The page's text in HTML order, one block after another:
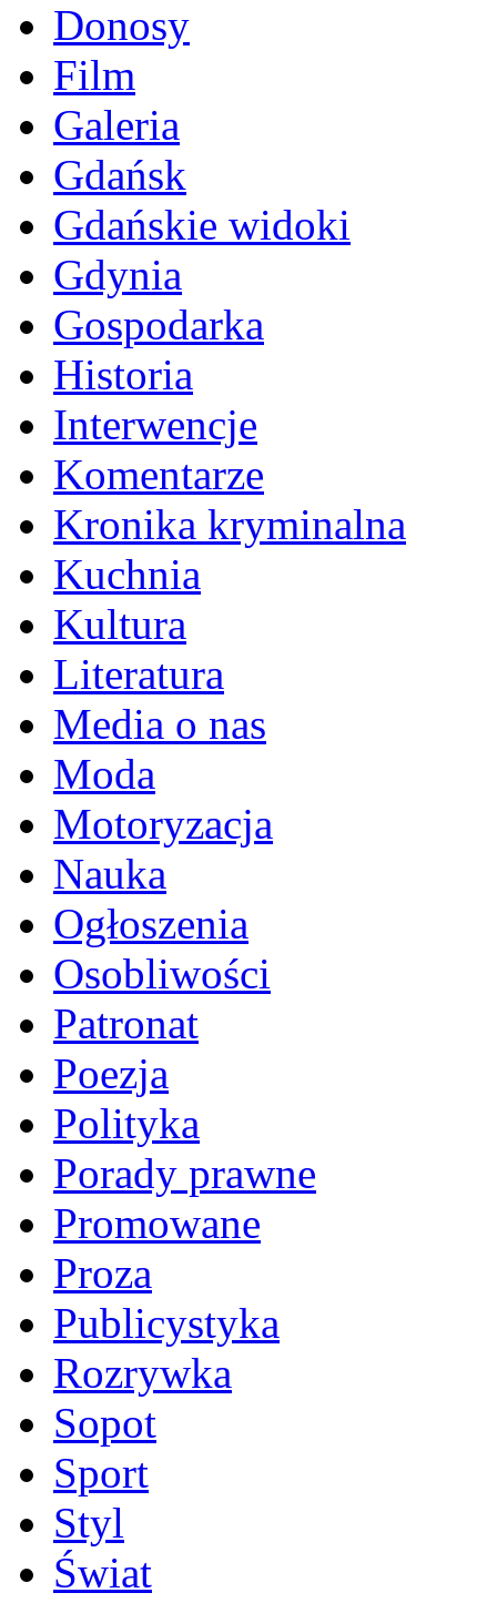
Donosy
Film
Galeria
Gdańsk
Gdańskie widoki
Gdynia
Gospodarka
Historia
Interwencje
Komentarze
Kronika kryminalna
Kuchnia
Kultura
Literatura
Media o nas
Moda
Motoryzacja
Nauka
Ogłoszenia
Osobliwości
Patronat
Poezja
Polityka
Porady prawne
Promowane
Proza
Publicystyka
Rozrywka
Sopot
Sport
Styl
Świat